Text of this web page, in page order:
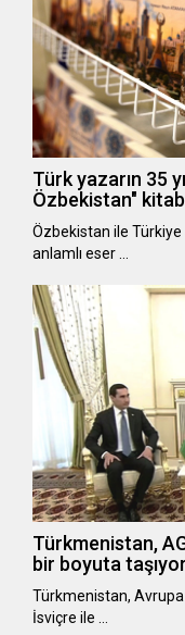
Türk yazarın 35
Özbekistan"
Özbekistan ile Türkiye
anlamlı eser …
Türkmenistan,
bir boyuta taşıyor
Türkmenistan, Avrupa
İsviçre ile …